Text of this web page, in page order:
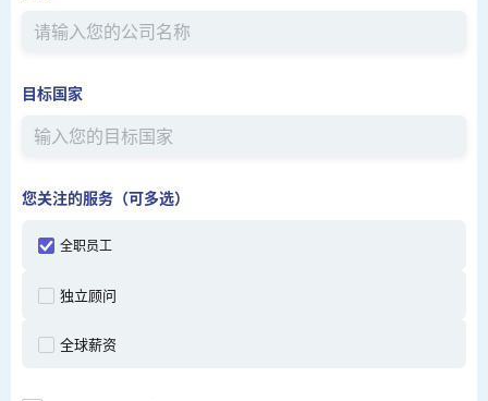
目标国家
您关注的服务（可多选）
全职员工
独立顾问
全球薪资